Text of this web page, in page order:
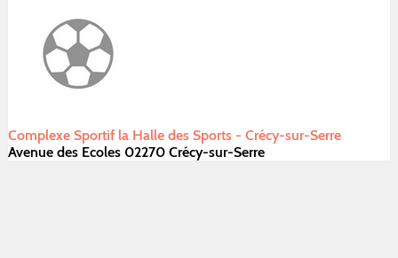
Complexe Sportif la Halle des Sports - Crécy-sur-Serre
Avenue des Ecoles 02270 Crécy-sur-Serre